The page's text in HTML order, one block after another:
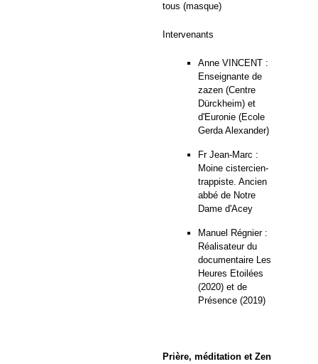
tous (masque)
Intervenants
Anne VINCENT :
Enseignante de
zazen (Centre
Dürckheim) et
d'Euronie (Ecole
Gerda Alexander)
Fr Jean-Marc :
Moine cistercien-
trappiste. Ancien
abbé de Notre
Dame d'Acey
Manuel Régnier :
Réalisateur du
documentaire Les
Heures Etoilées
(2020) et de
Présence (2019)
Prière, méditation et Zen